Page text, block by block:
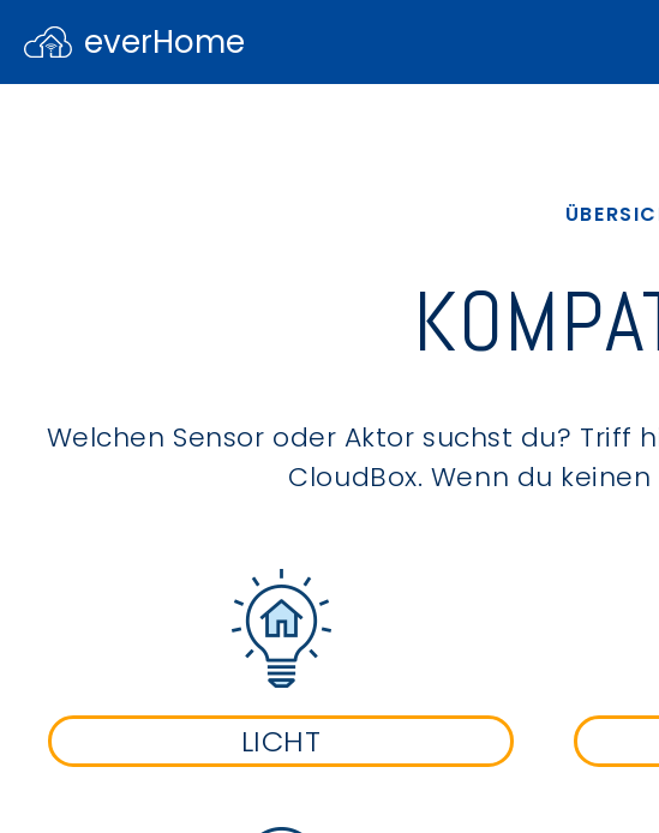
everHome
Welchen Sensor oder Aktor suchst du?
CloudBox. Wenn du
LICHT